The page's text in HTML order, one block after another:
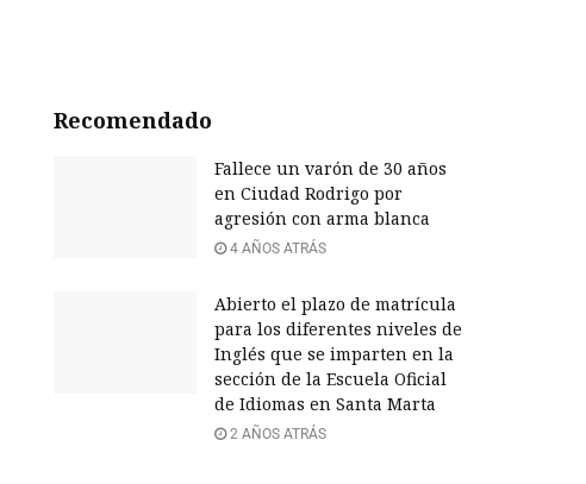
Recomendado
Fallece un varón de 30 años
en Ciudad Rodrigo por
agresión con arma blanca
4 AÑOS ATRÁS
Abierto el plazo de matrícula
para los diferentes niveles de
Inglés que se imparten en la
sección de la Escuela Oficial
de Idiomas en Santa Marta
2 AÑOS ATRÁS